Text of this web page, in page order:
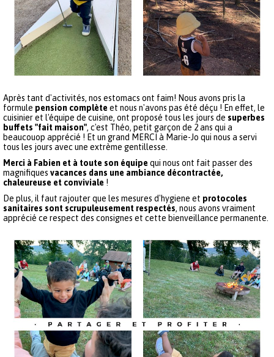
Après tant d'activités, nos estomacs ont faim! Nous avons pris la
formule pension complèteet nous n'avons pas été déçu ! En effet, le
cuisinier et l'équipe de cuisine, ont proposé tous les jours de superbes
buffets "fait maison", c'est Théo, petit garçon de 2 ans qui a
beaucouop apprécié ! Et un grand MERCI à Marie-Jo qui nous a servi
tous les jours avec une extrème gentillesse.
Merci à Fabien et à toute son équipequi nous ont fait passer des
magnifiques vacances dans une ambiance décontractée,
chaleureuse et conviviale!
De plus, il faut rajouter que les mesures d'hygiene et protocoles
sanitaires sont scrupuleusement respectés, nous avons vraiment
apprécié ce respect des consignes et cette bienveillance permanente.